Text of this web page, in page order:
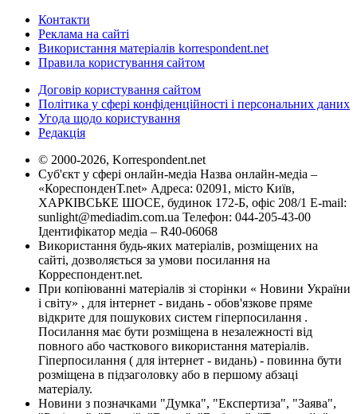
Контакти
Реклама на сайті
Використання матеріалів korrespondent.net
Правила користування сайтом
Договір користування сайтом
Політика у сфері конфіденційності і персональних даних
Угода щодо користування
Редакція
© 2000-2026, Korrespondent.net
Суб'єкт у сфері онлайн-медіа Назва онлайн-медіа –
«КореспонденТ.net» Адреса: 02091, місто Київ,
ХАРКІВСЬКЕ ШОСЕ, будинок 172-Б, офіс 208/1 E-mail:
sunlight@mediadim.com.ua Телефон: 044-205-43-00
Ідентифікатор медіа – R40-06068
Використання будь-яких матеріалів, розміщених на
сайті, дозволяється за умови посилання на
Корреспондент.net.
При копіюванні матеріалів зі сторінки « Новини України
і світу» , для інтернет - видань - обов'язкове пряме
відкрите для пошукових систем гіперпосилання .
Посилання має бути розміщена в незалежності від
повного або часткового використання матеріалів.
Гіперпосилання ( для інтернет - видань) - повинна бути
розміщена в підзаголовку або в першому абзаці
матеріалу.
Новини з позначками "Думка", "Експертиза", "Заява",